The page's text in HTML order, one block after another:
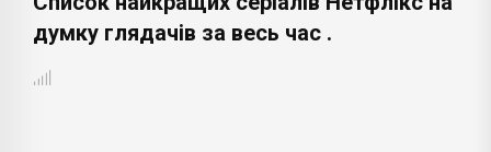
думку глядачів за весь час .